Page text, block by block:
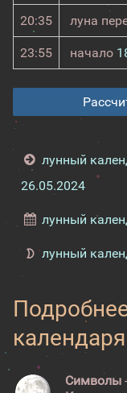
20:35 луна
23:55 начало
лунный
26.05.2024
лунный
лунный
календаря
Символы